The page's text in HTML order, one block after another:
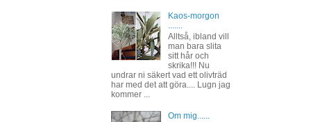
Kaos-morgon
Alltså, ibland vill
man bara slita
sitt hår och
skrika!!! Nu
undrar ni säkert vad ett olivträd
har med det att göra.... Lugn jag
kommer ...
Om mig......